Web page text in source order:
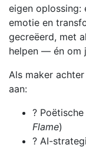
eigen oplossing:
emotie en
gecreëerd, met
helpen — én om
Als maker achter
aan:
?
Flame)
? AI-